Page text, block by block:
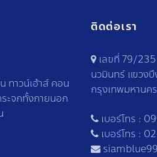
ทาวน์เฮ้าส์ คอน
ะจกทั้งภายนอก
ติดต่อเรา
เลขที่ 79/
นวมินทร์ แขวง
กรุงเทพมหานคร
เบอร์โทร :
เบอร์โทร :